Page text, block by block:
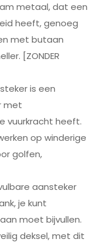
metaal, dat een
heeft, genoeg
met butaan
[ZONDER
is een
met
vuurkracht heeft.
op winderige
golfen,
aansteker
je kunt
moet bijvullen.
deksel, met dit